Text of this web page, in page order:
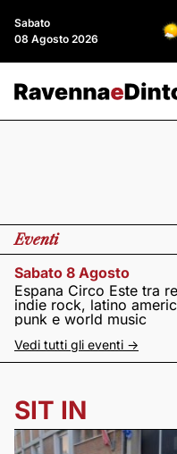
Sabato
08 Agosto 2026
Eventi
Sabato 8 Agosto
Espana Circo Este tra
indie rock, latino
punk e world music
Vedi tutti gli eventi ->
SIT IN